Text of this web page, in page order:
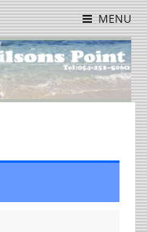
MENU